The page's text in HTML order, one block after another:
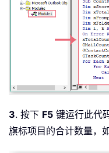
3. 按下 F5 键运行此代
旗标项目的合计数量，